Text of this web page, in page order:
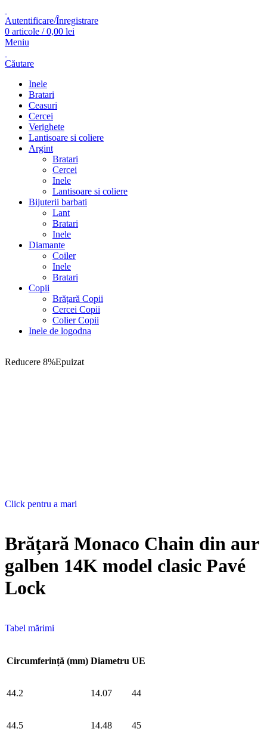
Autentificare/Înregistrare
0 articole / 0,00 lei
Meniu
Căutare
Inele
Bratari
Ceasuri
Cercei
Verighete
Lantisoare si coliere
Argint
Bratari
Cercei
Inele
Lantisoare si coliere
Bijuterii barbati
Lant
Bratari
Inele
Diamante
Coiler
Inele
Bratari
Copii
Brățară Copii
Cercei Copii
Colier Copii
Inele de logodna
Reducere 8%Epuizat
Click pentru a mari
Brățară Monaco Chain din aur
galben 14K model clasic Pavé
Lock
Tabel mărimi
Circumferință (mm) Diametru UE
44.2 14.07 44
44.5 14.48 45